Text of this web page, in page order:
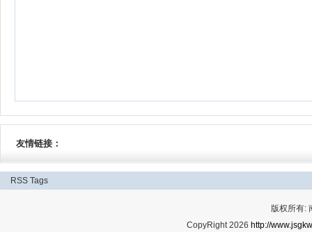
友情链接：
RSS Tags
版权所有:
CopyRight 2026 http://